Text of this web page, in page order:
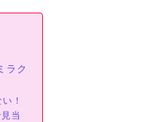
ラク
！
当